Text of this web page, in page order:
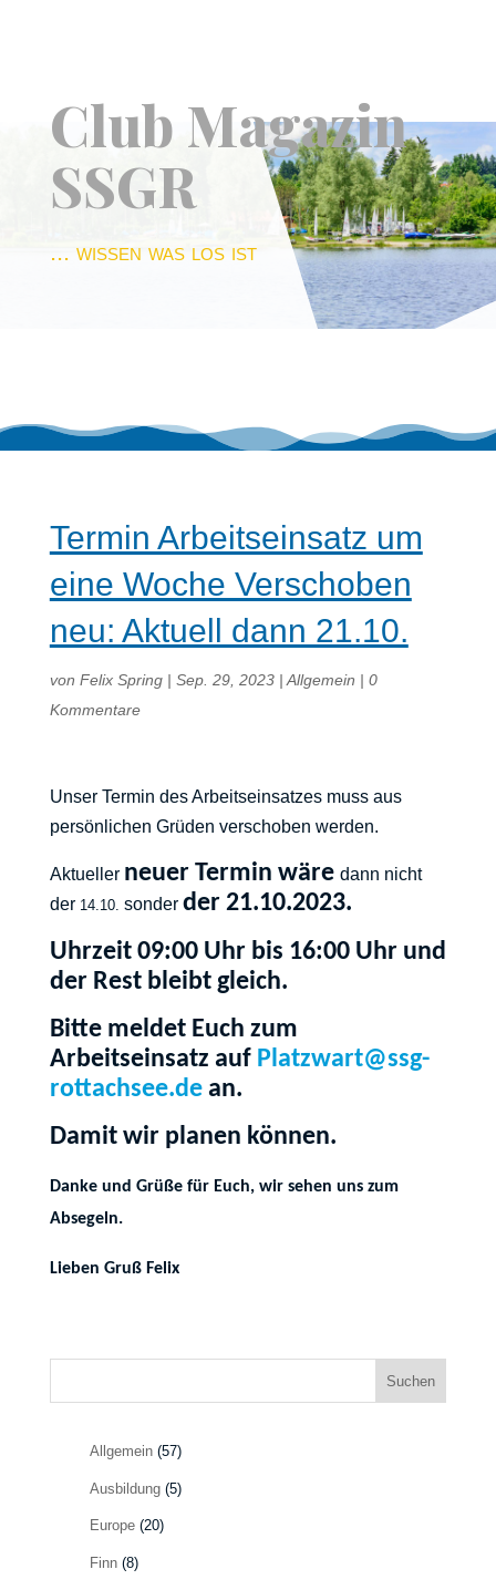
Club Magazin
SSGR
... wissen was los ist
Termin Arbeitseinsatz um
eine Woche Verschoben
neu: Aktuell dann 21.10.
von Felix Spring| Sep. 29, 2023| Allgemein | 0
Kommentare
Unser Termin des Arbeitseinsatzes muss aus
persönlichen Grüden verschoben werden.
Aktueller neuer Termin wäre dann nicht
der 14.10. sonder der 21.10.2023.
Uhrzeit 09:00 Uhr bis 16:00 Uhr und
der Rest bleibt gleich.
Bitte meldet Euch zum
Arbeitseinsatz auf Platzwart@ssg-
rottachsee.dean.
Damit wir planen können.
Danke und Grüße für Euch, wir sehen uns zum
Absegeln.
Lieben Gruß Felix
Suchen
Allgemein(57)
Ausbildung(5)
Europe(20)
Finn(8)